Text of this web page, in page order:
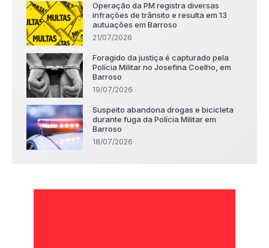
Operação da PM registra diversas
infrações de trânsito e resulta em 13
autuações em Barroso
21/07/2026
Foragido da justiça é capturado pela
Polícia Militar no Josefina Coelho, em
Barroso
19/07/2026
Suspeito abandona drogas e bicicleta
durante fuga da Polícia Militar em
Barroso
18/07/2026